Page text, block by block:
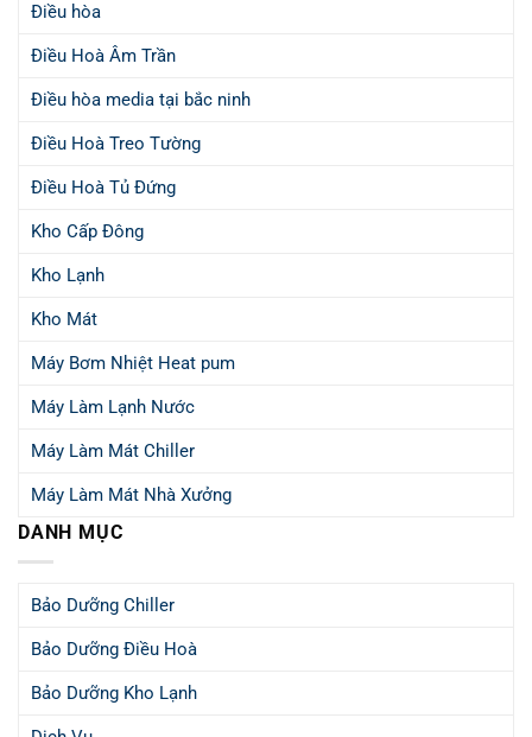
Điều hòa
Điều Hoà Âm Trần
Điều hòa media tại bắc ninh
Điều Hoà Treo Tường
Điều Hoà Tủ Đứng
Kho Cấp Đông
Kho Lạnh
Kho Mát
Máy Bơm Nhiệt Heat pum
Máy Làm Lạnh Nước
Máy Làm Mát Chiller
Máy Làm Mát Nhà Xưởng
DANH MỤC
Bảo Dưỡng Chiller
Bảo Dưỡng Điều Hoà
Bảo Dưỡng Kho Lạnh